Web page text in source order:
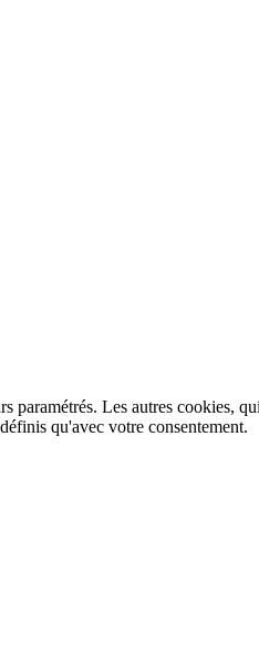
Les autres cookies,
qu'avec votre consentement.